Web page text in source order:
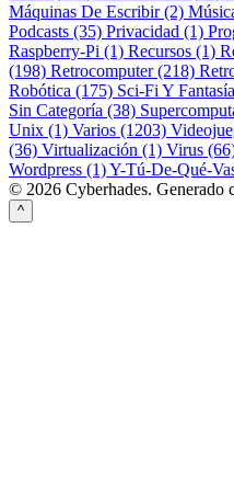
Máquinas De Escribir (2)
Podcasts (35) Privacidad (1)
Raspberry-Pi (1) Recursos (1)
(198) Retrocomputer (218)
Robótica (175) Sci-Fi Y
Sin Categoría (38)
Unix (1) Varios (1203)
(36) Virtualización (1) Virus
Wordpress (1)Y-Tú-De-Qué-
© 2026 Cyberhades. Generado
^